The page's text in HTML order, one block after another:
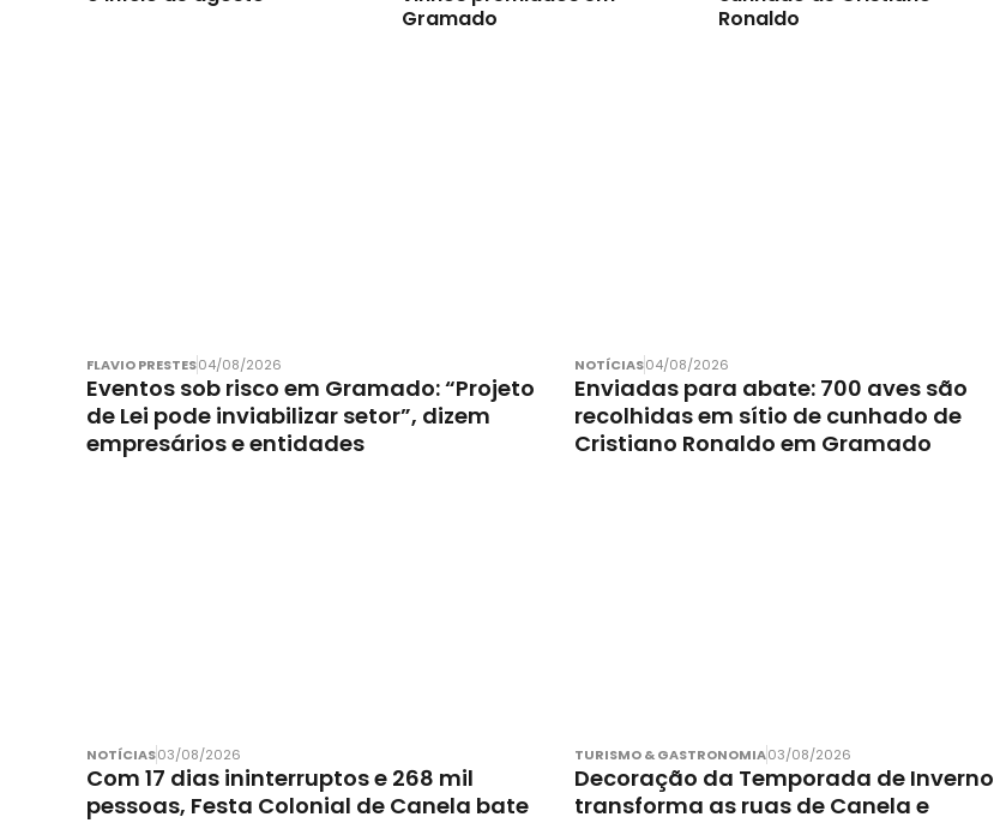
Gramado
Ronaldo
FLAVIO PRESTES04/08/2026
Eventos sob risco em Gramado: “Projeto
de Lei pode inviabilizar setor”, dizem
empresários e entidades
NOTÍCIAS04/08/2026
Enviadas para abate: 700 aves são
recolhidas em sítio de cunhado de
Cristiano Ronaldo em Gramado
NOTÍCIAS03/08/2026
Com 17 dias ininterruptos e 268 mil
pessoas, Festa Colonial de Canela bate
TURISMO & GASTRONOMIA03/08/2026
Decoração da Temporada de Inverno
transforma as ruas de Canela e